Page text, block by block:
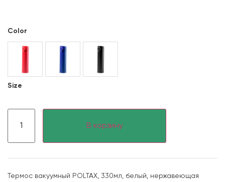
Color
Size
В корзину
Термос вакуумный POLTAX, 330мл, белый, нержавеющая